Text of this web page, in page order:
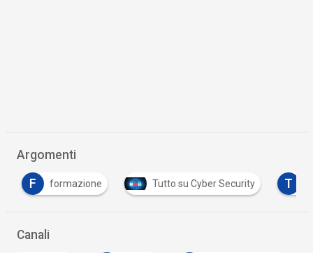
Argomenti
F formazione Tutto su Cyber Security T
Canali